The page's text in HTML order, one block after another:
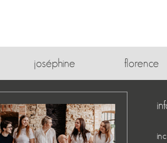
joséphine florence